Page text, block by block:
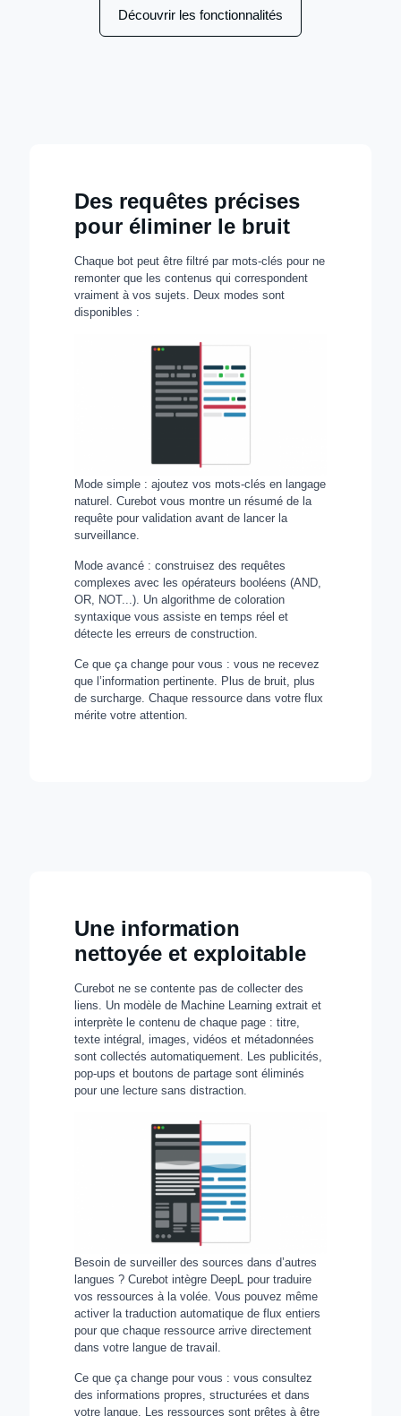
Découvrir les fonctionnalités
Des requêtes précises
pour éliminer le bruit
Chaque bot peut être filtré par mots-clés pour ne
remonter que les contenus qui correspondent
vraiment à vos sujets. Deux modes sont
disponibles :
Mode simple : ajoutez vos mots-clés en langage
naturel. Curebot vous montre un résumé de la
requête pour validation avant de lancer la
surveillance.
Mode avancé : construisez des requêtes
complexes avec les opérateurs booléens (AND,
OR, NOT...). Un algorithme de coloration
syntaxique vous assiste en temps réel et
détecte les erreurs de construction.
Ce que ça change pour vous : vous ne recevez
que l’information pertinente. Plus de bruit, plus
de surcharge. Chaque ressource dans votre flux
mérite votre attention.
Une information
nettoyée et exploitable
Curebot ne se contente pas de collecter des
liens. Un modèle de Machine Learning extrait et
interprète le contenu de chaque page : titre,
texte intégral, images, vidéos et métadonnées
sont collectés automatiquement. Les publicités,
pop-ups et boutons de partage sont éliminés
pour une lecture sans distraction.
Besoin de surveiller des sources dans d’autres
langues ? Curebot intègre DeepL pour traduire
vos ressources à la volée. Vous pouvez même
activer la traduction automatique de flux entiers
pour que chaque ressource arrive directement
dans votre langue de travail.
Ce que ça change pour vous : vous consultez
des informations propres, structurées et dans
votre langue. Les ressources sont prêtes à être